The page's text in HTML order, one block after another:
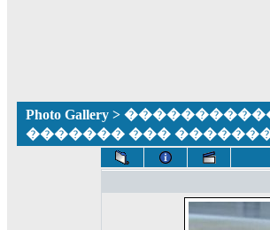
Photo Gallery > ������������
������� ���